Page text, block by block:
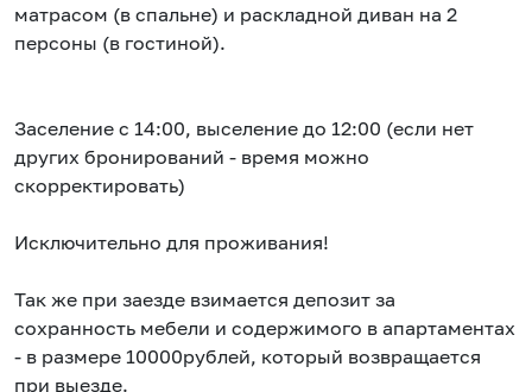
матрасом (в спальне) и раскладной диван на 2
персоны (в гостиной).
Заселение с 14:00, выселение до 12:00 (если нет
других бронирований - время можно
скорректировать)
Исключительно для проживания!
Так же при заезде взимается депозит за
сохранность мебели и содержимого в апартаментах
- в размере 10000рублей, который возвращается
при выезде.